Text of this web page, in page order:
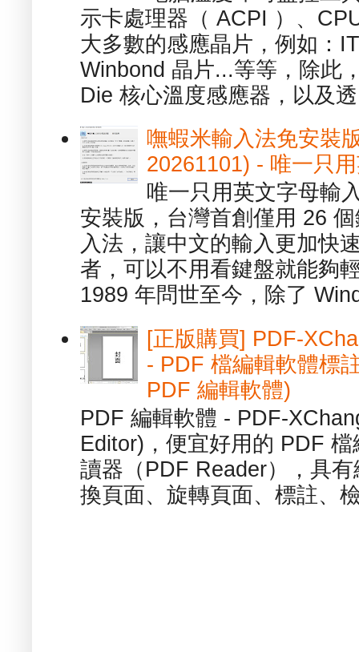
示卡處理器（ ACPI ）、
大多數的感應晶片，例如：
Winbond 晶片...等等，除此
Die 核心溫度感應器，以及
嘸蝦米輸入法免安裝
20261101) - 唯一只
唯一只用英文字母輸
安裝版，台灣首創僅用 26
入法，讓中文的輸入更加快
者，可以不用看鍵盤就能夠
1989 年問世至今，除了
[正版購買] PDF-
- PDF 檔編輯軟體標
PDF 編輯軟體)
PDF 編輯軟體 - PDF-
Editor)，便宜好用的 PDF
讀器（PDF Reader），具
換頁面、旋轉頁面、標註、